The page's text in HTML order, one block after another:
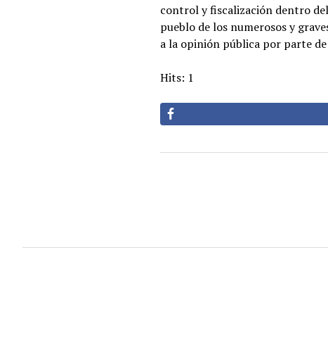
control y fiscalización dentro
pueblo de los numerosos y
a la opinión pública por parte
Hits: 1